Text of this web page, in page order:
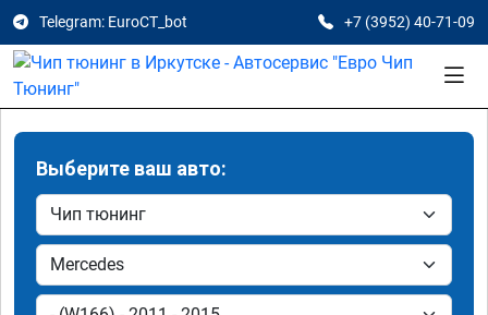
Telegram: EuroCT_bot +7 (3952) 40-71-09
Выберите ваш авто: